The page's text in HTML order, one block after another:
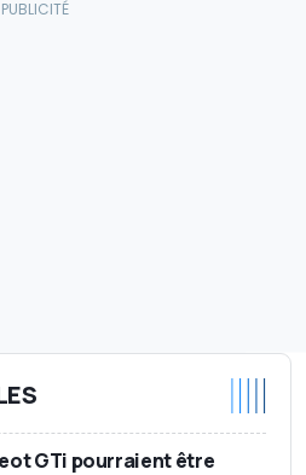
GTi pourraient être